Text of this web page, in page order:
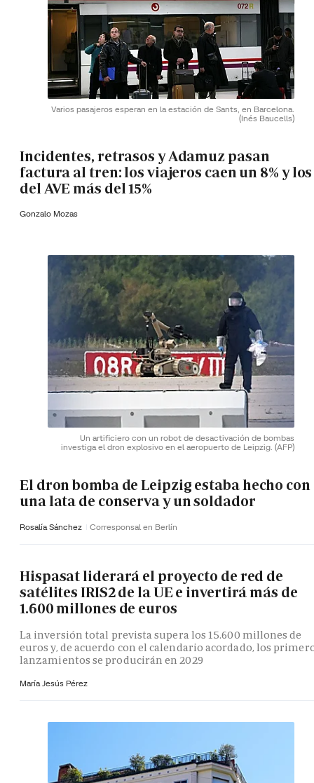
Varios pasajeros esperan en la estación de Sants, en Barcelona.
(Inés Baucells)
Incidentes, retrasos y Adamuz pasan
factura al tren: los viajeros caen un 8% y los
del AVE más del 15%
Gonzalo Mozas
Un artificiero con un robot de desactivación de bombas
investiga el dron explosivo en el aeropuerto de Leipzig. (AFP)
El dron bomba de Leipzig estaba hecho con
una lata de conserva y un soldador
Rosalía Sánchez Corresponsal en Berlín
Hispasat liderará el proyecto de red de
satélites IRIS2 de la UE e invertirá más de
1.600 millones de euros
La inversión total prevista supera los 15.600 millones de
euros y, de acuerdo con el calendario acordado, los
lanzamientos se producirán en 2029
María Jesús Pérez